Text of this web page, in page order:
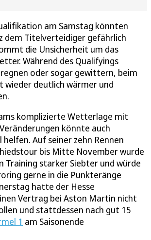
am Samstag könnten
dem Titelverteidiger gefährlich
die Unsicherheit um das
Während des Qualifyings
oder sogar gewittern, beim
wieder deutlich wärmer und
komplizierte Wetterlage mit
könnte auch
Auf seiner zehn Rennen
bis Mitte November wurde
Training starker Siebter und würde
gerne in die Punkteränge
hatte der Hesse
Vertrag bei Aston Martin nicht
und stattdessen nach gut 15
1 am Saisonende